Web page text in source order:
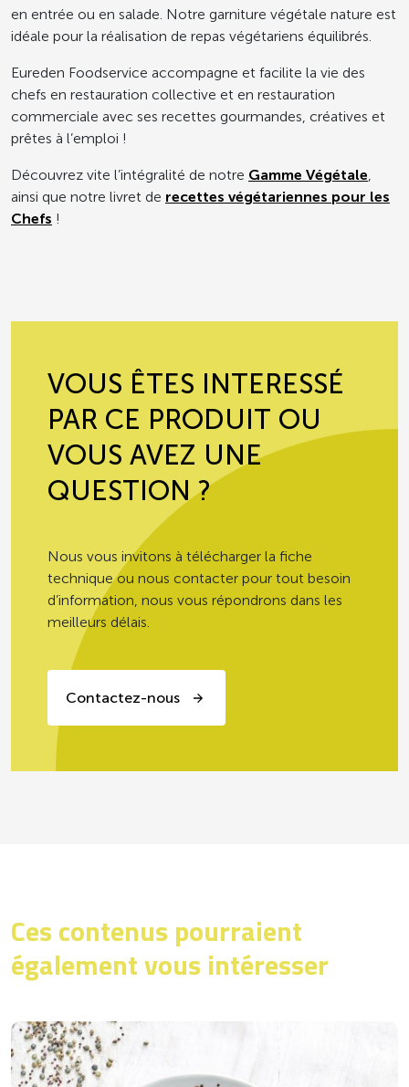
en entrée ou en salade. Notre garniture végétale nature est
idéale pour la réalisation de repas végétariens équilibrés.
Eureden Foodservice accompagne et facilite la vie des
chefs en restauration collective et en restauration
commerciale avec ses recettes gourmandes, créatives et
prêtes à l’emploi !
Découvrez vite l’intégralité de notre Gamme Végétale,
ainsi que notre livret de recettes végétariennes pour les
Chefs !
VOUS ÊTES INTERESSÉ
PAR CE PRODUIT OU
VOUS AVEZ UNE
QUESTION ?
Nous vous invitons à télécharger la fiche
technique ou nous contacter pour tout besoin
d’information, nous vous répondrons dans les
meilleurs délais.
Contactez-nous
Ces contenus pourraient
également vous intéresser